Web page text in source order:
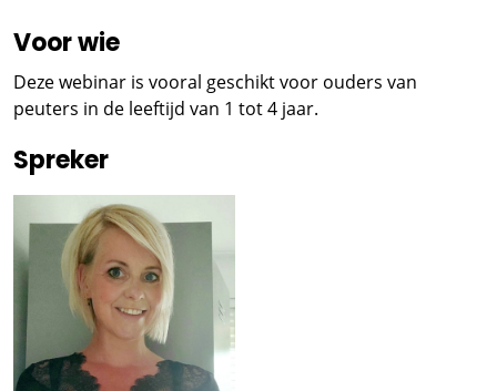
Voor wie
Deze webinar is vooral geschikt voor ouders van
peuters in de leeftijd van 1 tot 4 jaar.
Spreker